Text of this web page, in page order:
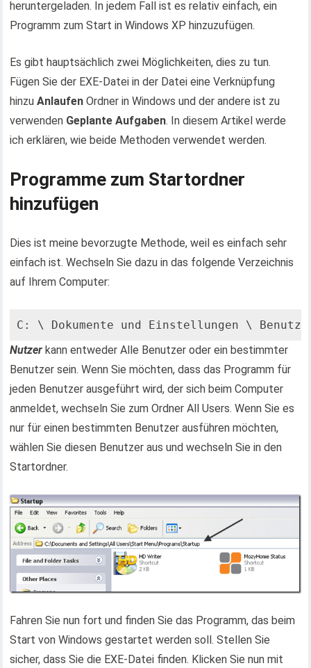
heruntergeladen. In jedem Fall ist es relativ einfach, ein
Programm zum Start in Windows XP hinzuzufügen.
Es gibt hauptsächlich zwei Möglichkeiten, dies zu tun.
Fügen Sie der EXE-Datei in der Datei eine Verknüpfung
hinzuAnlaufen Ordner in Windows und der andere ist zu
verwenden Geplante Aufgaben. In diesem Artikel werde
ich erklären, wie beide Methoden verwendet werden.
Programme zum Startordner
hinzufügen
Dies ist meine bevorzugte Methode, weil es einfach sehr
einfach ist. Wechseln Sie dazu in das folgende Verzeichnis
auf Ihrem Computer:
C: \ Dokumente und Einstellungen \
Nutzer kann entweder Alle Benutzer oder ein bestimmter
Benutzer sein. Wenn Sie möchten, dass das Programm für
jeden Benutzer ausgeführt wird, der sich beim Computer
anmeldet, wechseln Sie zum Ordner All Users. Wenn Sie es
nur für einen bestimmten Benutzer ausführen möchten,
wählen Sie diesen Benutzer aus und wechseln Sie in den
Startordner.
Fahren Sie nun fort und finden Sie das Programm, das beim
Start von Windows gestartet werden soll. Stellen Sie
sicher, dass Sie die EXE-Datei finden. Klicken Sie nun mit